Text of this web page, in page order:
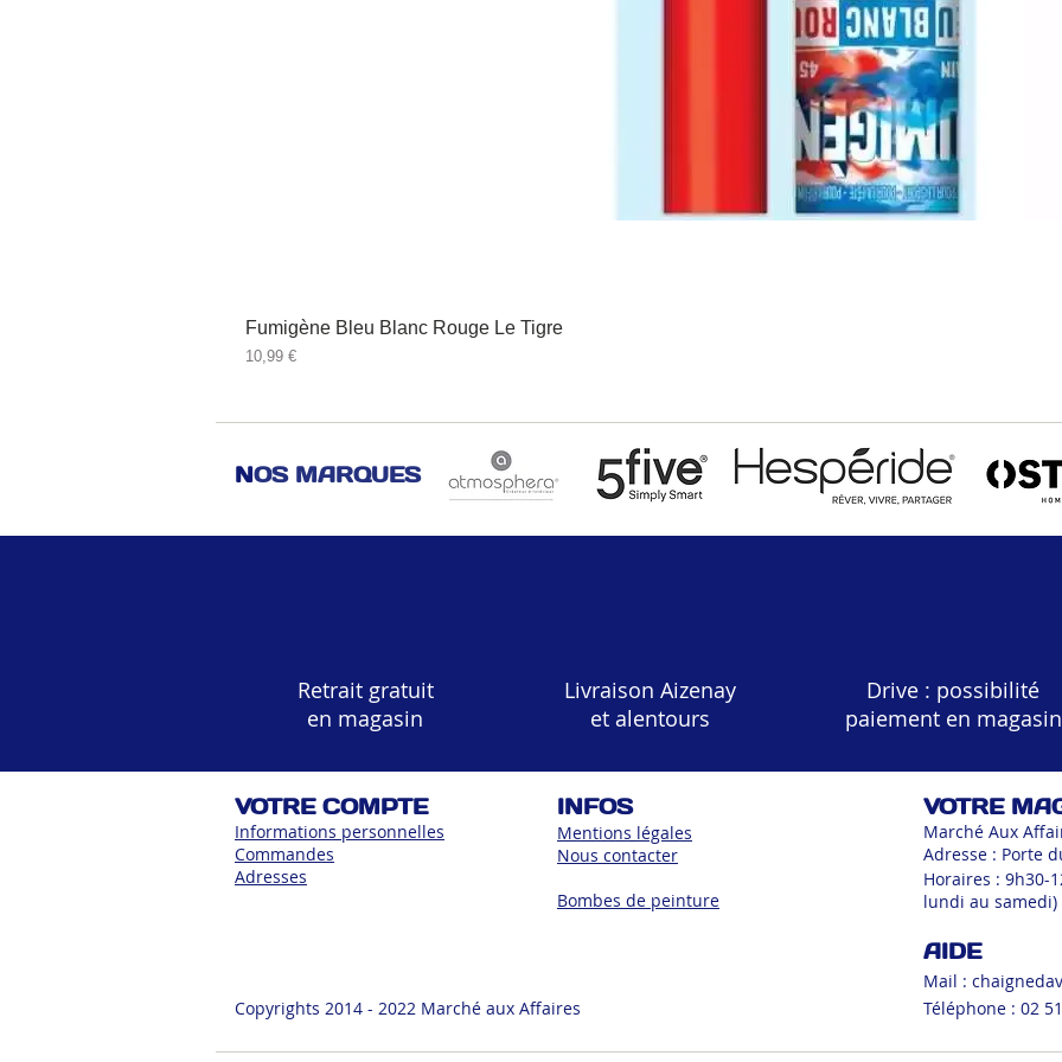
Fumigène Bleu Blanc Rouge Le Tigre
Prix
10,99 €
NOS MARQUES
Retrait gratuit
en magasin
Livraison Aizenay
et alentours
Drive : possibilité
paiement en magasin
VOTRE COMPTE
Informations personnelles
Commandes
Adresses
INFOS
Mentions légales
Nous contacter
Bombes de peinture
Copyrights 2014 - 2022 Marché aux Affaires
VOTRE
Marché Aux
Adresse : Porte
Horaires : 9h30-
lundi au samedi)
AIDE
Mail :
Téléphone : 02